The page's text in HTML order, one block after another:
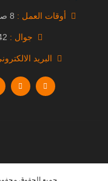
أوقات العمل : 8 صباحاً الى 12ظهرا 4 عصرا الى 8 مساءا
جوال :
البريد